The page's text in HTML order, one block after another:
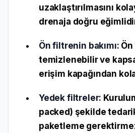
uzaklaştırılmasını
drenaja doğru
Ön filtrenin bakımı:
temizlenebilir ve
erişim kapağından
Yedek filtreler:
packed) şekilde
paketleme